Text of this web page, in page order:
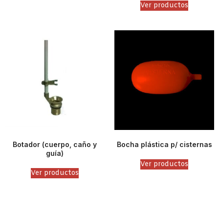
Ver productos
Botador (cuerpo, caño y
guía)
Ver productos
Bocha plástica p/ cisternas
Ver productos